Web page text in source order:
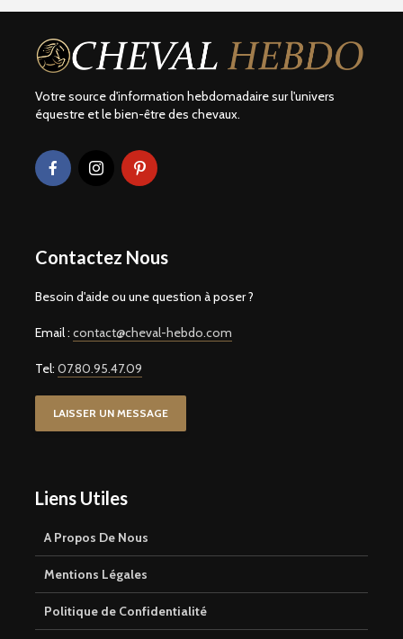
Votre source d'information hebdomadaire sur l'univers
équestre et le bien-être des chevaux.
Contactez Nous
Besoin d'aide ou une question à poser ?
Email : contact@cheval-hebdo.com
Tel: 07.80.95.47.09
LAISSER UN MESSAGE
Liens Utiles
A Propos De Nous
Mentions Légales
Politique de Confidentialité